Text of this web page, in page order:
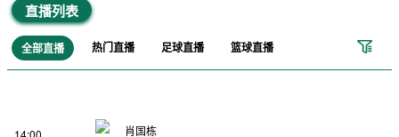
直播列表
全部直播 热门直播 足球直播 篮球直播
14:00 肖国栋